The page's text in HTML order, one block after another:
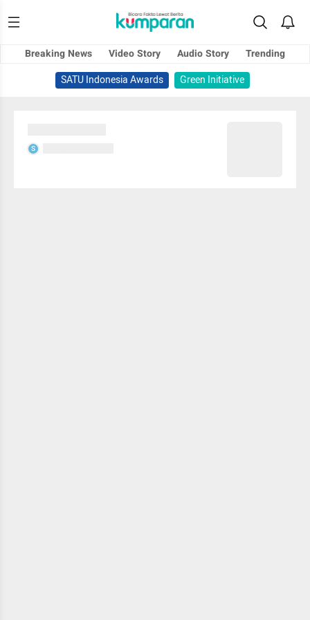
Breaking News Video Story Audio Story
Trending
SATU Indonesia Awards
Green Initiative
S